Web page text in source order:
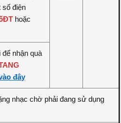
số điện
hoặc
để nhận quà
đây
nhạc chờ phải đang sử dụng